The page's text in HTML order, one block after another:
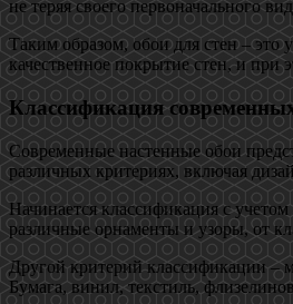
не теряя своего первоначального
Таким образом, обои для стен – это
качественное покрытие стен, и при
Классификация
Современные настенные обои
различных критериях, включая
Начинается классификация с
различные орнаменты и узоры, от
Другой критерий классификации –
Бумага, винил, текстиль,